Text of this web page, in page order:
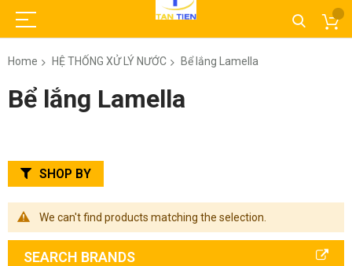
Home HỆ THỐNG XỬ LÝ NƯỚC Bể lắng Lamella
Bể lắng Lamella
We can't find products matching the selection.
SHOP BY
SEARCH BRANDS